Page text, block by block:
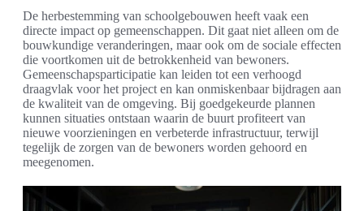
De herbestemming van schoolgebouwen heeft vaak een
directe impact op gemeenschappen. Dit gaat niet alleen om de
bouwkundige veranderingen, maar ook om de sociale effecten
die voortkomen uit de betrokkenheid van bewoners.
Gemeenschapsparticipatie kan leiden tot een verhoogd
draagvlak voor het project en kan onmiskenbaar bijdragen aan
de kwaliteit van de omgeving. Bij goedgekeurde plannen
kunnen situaties ontstaan waarin de buurt profiteert van
nieuwe voorzieningen en verbeterde infrastructuur, terwijl
tegelijk de zorgen van de bewoners worden gehoord en
meegenomen.